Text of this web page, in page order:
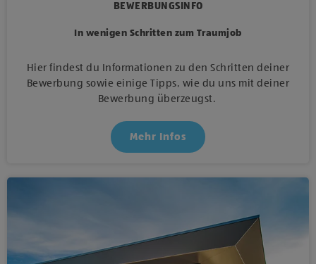
BEWERBUNGSINFO
In wenigen Schritten zum Traumjob
Hier findest du Informationen zu den Schritten deiner
Bewerbung sowie einige Tipps, wie du uns mit deiner
Bewerbung überzeugst.
Mehr Infos